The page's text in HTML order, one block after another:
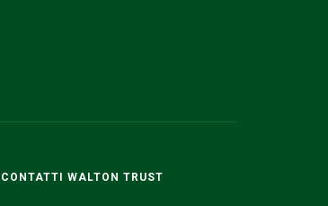
CONTATTI WALTON TRUST